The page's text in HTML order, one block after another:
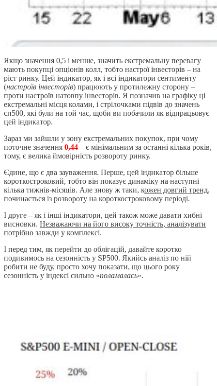
Якщо значення 0,5 і менше, значить екстремальну перевагу
мають покупці опціонів колл, тобто настрої інвесторів – на
ріст ринку. Цей індикатор, як і всі індикатори сентименту
(настроїв інвесторів) працюють у протилежну сторону –
проти настроїв натовпу інвесторів. Я позначив на графіку ці
екстремальні місця колами, і стрілочками підвів до значень
сп500, які були на той час, щоби ви побачили як відпрацьовує
цей індикатор.
Зараз ми зайшли у зону екстремальних покупок, при чому
поточне значення 0,44 – є мінімальним за останні кілька років,
тому, є велика ймовірність розвороту ринку.
Єдине, що є два зауваження. Перше, цей індикатор більше
короткостроковий, тобто він показує динаміку на наступні
кілька тижнів-місяців. Але знову ж таки, кожен довгий тренд,
починається із розвороту на короткостроковому періоді.
І друге – як і інші індикатори, цей також може давати хибні
висновки. Незважаючи на його високу точність, аналізувати
потрібно завжди у комплексі.
І перед тим, як перейти до облігацій, давайте коротко
подивимось на сезонність у SP500. Якийсь аналіз по ній
робити не буду, просто хочу показати, що цього року
сезонність у індексі сильно «поламалась».